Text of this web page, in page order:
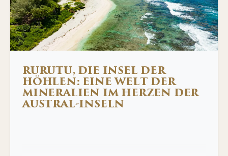
RURUTU, DIE INSEL DER
HÖHLEN: EINE WELT DER
MINERALIEN IM HERZEN DER
AUSTRAL-INSELN